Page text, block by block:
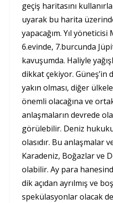
geçiş haritasını
uyarak bu harita
yapacağım. Yıl
6.evinde, 7.burcunda
kavuşumda. Haliyle
dikkat çekiyor. Güneş’in
yakın olması, diğer
önemli olacağına ve
anlaşmaların devrede
görülebilir. Deniz
olasıdır. Bu anlaşmalar
Karadeniz, Boğazlar ve
olabilir. Ay para
dik açıdan ayrılmış ve
spekülasyonlar olacak